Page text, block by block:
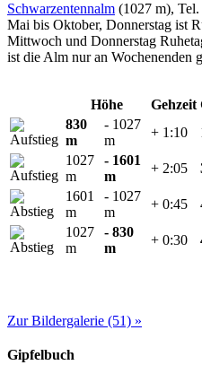
Schwarzentennalm (1027 m),
Mai bis Oktober, Donnerstag ist
Mittwoch und Donnerstag
ist die Alm nur an Wochenenden
Höhe Gehzeit
830
m
- 1027
m
+ 1:10
1027
m
- 1601
m
+ 2:05
1601
m
- 1027
m
+ 0:45
1027
m
- 830
m
+ 0:30
Zur Bildergalerie (51) »
Gipfelbuch